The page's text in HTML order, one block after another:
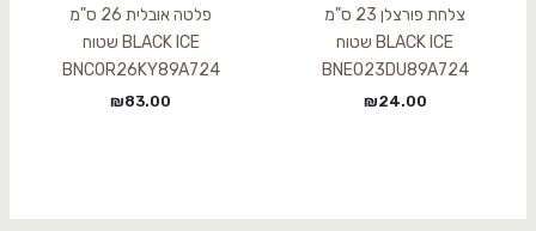
צלחת פורצלן 23 ס"מ
BLACK ICE שטוח
BNEO23DU89A724
₪24.00
פלטה אובלית 26 ס"מ
BLACK ICE שטוח
BNCOR26KY89A724
₪83.00